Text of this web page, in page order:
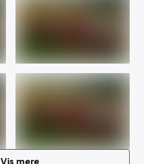
Vis mere